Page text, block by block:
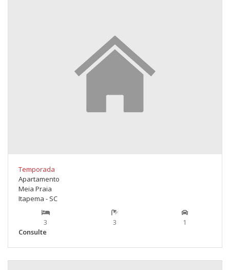
Temporada
Apartamento
Meia Praia
Itapema - SC
3 3
1
Consulte